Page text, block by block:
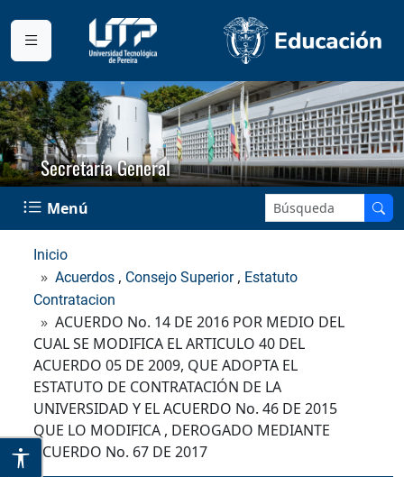
Secretaría General
Menú Buscar en el sitio:
Inicio
Acuerdos , Consejo Superior, Estatuto
Contratacion
ACUERDO No. 14 DE 2016 POR MEDIO DEL
CUAL SE MODIFICA EL ARTICULO 40 DEL
ACUERDO 05 DE 2009, QUE ADOPTA EL
ESTATUTO DE CONTRATACIÓN DE LA
UNIVERSIDAD Y EL ACUERDO No. 46 DE 2015
QUE LO MODIFICA , DEROGADO MEDIANTE
ACUERDO No. 67 DE 2017